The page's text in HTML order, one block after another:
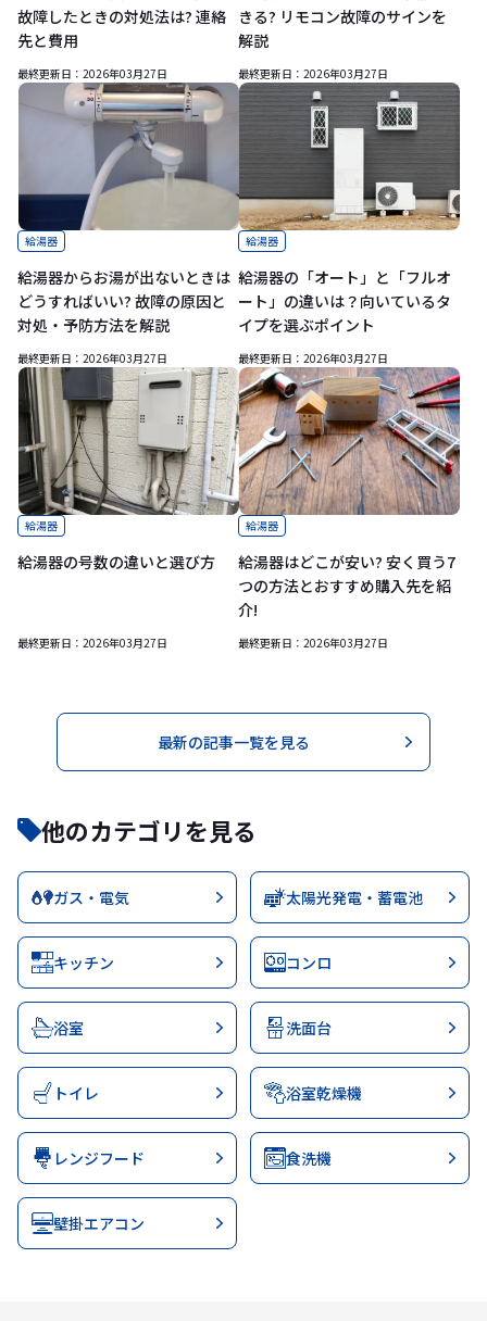
故障したときの対処法は? 連絡
先と費用
最終更新日： 2026年03月27日
きる? リモコン故障のサインを
解説
最終更新日： 2026年03月27日
給湯器
給湯器からお湯が出ないときは
どうすればいい? 故障の原因と
対処・予防方法を解説
最終更新日： 2026年03月27日
給湯器
給湯器の「オート」と「フルオ
ート」の違いは？向いているタ
イプを選ぶポイント
最終更新日： 2026年03月27日
給湯器
給湯器の号数の違いと選び方
最終更新日： 2026年03月27日
給湯器
給湯器はどこが安い? 安く買う7
つの方法とおすすめ購入先を紹
介!
最終更新日： 2026年03月27日
最新の記事一覧を見る
他のカテゴリを見る
ガス・電気 太陽光発電・蓄電池
キッチン コンロ
浴室 洗面台
トイレ 浴室乾燥機
レンジフード 食洗機
壁掛エアコン